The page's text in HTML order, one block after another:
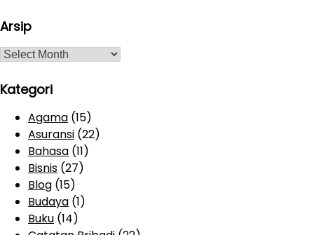
Arsip
A
sKategori
Agama (15)
Asuransi (22)
Bahasa (11)
Bisnis (27)
Blog (15)
Budaya (1)
Buku (14)